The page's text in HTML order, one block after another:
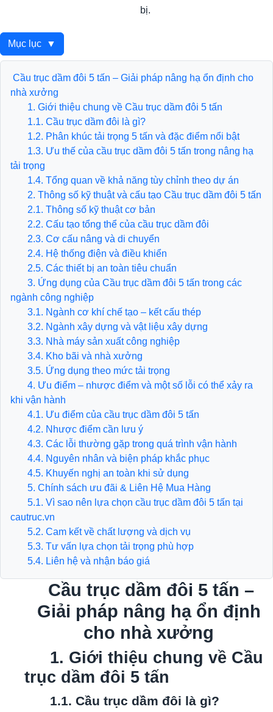
bị.
Mục lục ▼
Cầu trục dầm đôi 5 tấn – Giải pháp nâng hạ ổn định cho
nhà xưởng
1. Giới thiệu chung về Cầu trục dầm đôi 5 tấn
1.1. Cầu trục dầm đôi là gì?
1.2. Phân khúc tải trọng 5 tấn và đặc điểm nổi bật
1.3. Ưu thế của cầu trục dầm đôi 5 tấn trong nâng hạ
tải trọng
1.4. Tổng quan về khả năng tùy chỉnh theo dự án
2. Thông số kỹ thuật và cấu tạo Cầu trục dầm đôi 5 tấn
2.1. Thông số kỹ thuật cơ bản
2.2. Cấu tạo tổng thể của cầu trục dầm đôi
2.3. Cơ cấu nâng và di chuyển
2.4. Hệ thống điện và điều khiển
2.5. Các thiết bị an toàn tiêu chuẩn
3. Ứng dụng của Cầu trục dầm đôi 5 tấn trong các
ngành công nghiệp
3.1. Ngành cơ khí chế tạo – kết cấu thép
3.2. Ngành xây dựng và vật liệu xây dựng
3.3. Nhà máy sản xuất công nghiệp
3.4. Kho bãi và nhà xưởng
3.5. Ứng dụng theo mức tải trọng
4. Ưu điểm – nhược điểm và một số lỗi có thể xảy ra
khi vận hành
4.1. Ưu điểm của cầu trục dầm đôi 5 tấn
4.2. Nhược điểm cần lưu ý
4.3. Các lỗi thường gặp trong quá trình vận hành
4.4. Nguyên nhân và biện pháp khắc phục
4.5. Khuyến nghị an toàn khi sử dụng
5. Chính sách ưu đãi & Liên Hệ Mua Hàng
5.1. Vì sao nên lựa chọn cầu trục dầm đôi 5 tấn tại
cautruc.vn
5.2. Cam kết về chất lượng và dịch vụ
5.3. Tư vấn lựa chọn tải trọng phù hợp
5.4. Liên hệ và nhận báo giá
Cầu trục dầm đôi 5 tấn –
Giải pháp nâng hạ ổn định
cho nhà xưởng
1. Giới thiệu chung về Cầu
trục dầm đôi 5 tấn
1.1. Cầu trục dầm đôi là gì?